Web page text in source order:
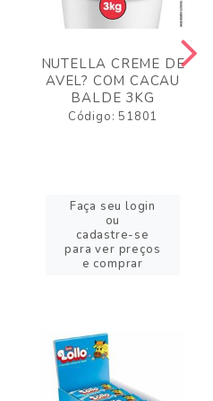
NUTELLA CREME DE
AVEL? COM CACAU
BALDE 3KG
Código: 51801
Faça seu login
ou
cadastre-se
para ver preços
e comprar